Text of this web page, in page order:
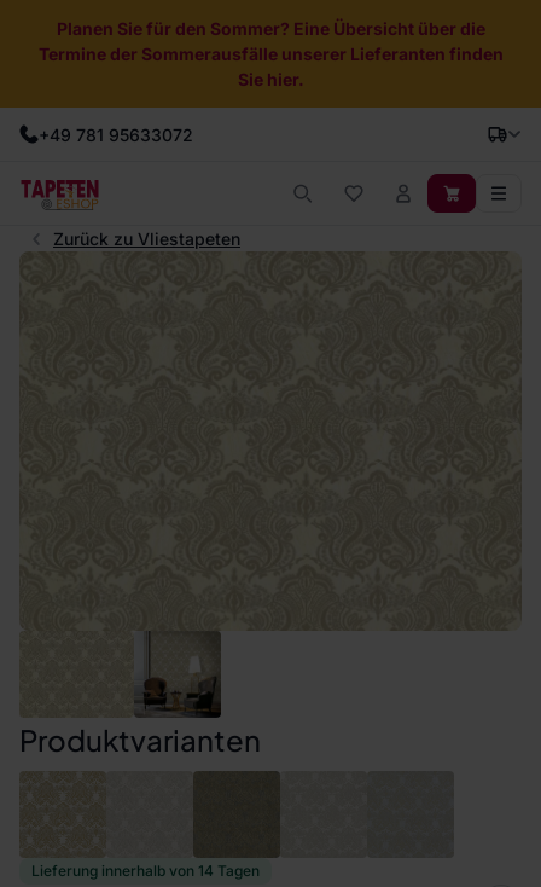
Planen Sie für den Sommer? Eine Übersicht über die
Termine der Sommerausfälle unserer Lieferanten finden
Sie hier.
+49 781 95633072
Zurück zu Vliestapeten
Lieferung innerhalb von 14 Tagen
Produktvarianten